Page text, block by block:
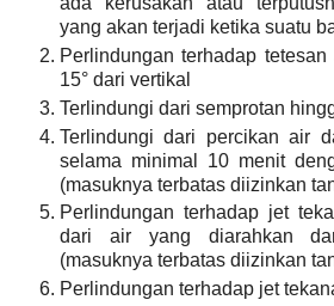
yang akan terjadi ketika suatu
Perlindungan terhadap
15° dari vertikal
Terlindungi dari semprotan
Terlindungi dari percikan air
selama minimal 10 menit
(masuknya terbatas diizinkan
Perlindungan terhadap jet
dari air yang diarahkan
(masuknya terbatas diizinkan
Perlindungan terhadap jet